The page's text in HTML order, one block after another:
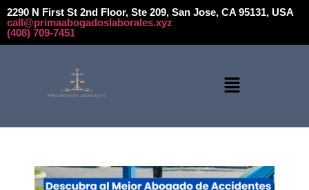
2290 N First St 2nd Floor, Ste 209, San Jose, CA 95131, USA
call@primaabogadoslaborales.xyz
(408) 709-7451